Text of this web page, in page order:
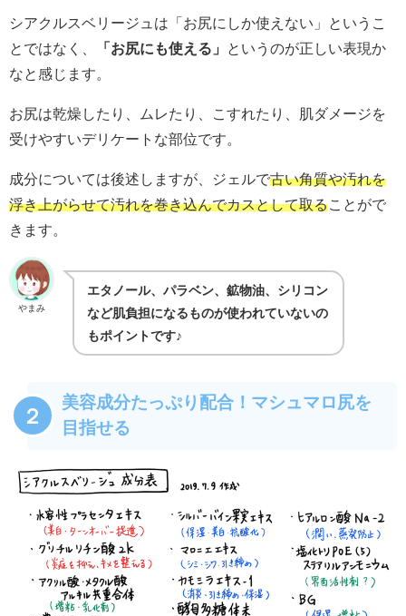
シアクルスベリージュは「お尻にしか使えない」というこ
とではなく、
「お尻にも使える」
というのが正しい表現か
なと感じます。
お尻は乾燥したり、ムレたり、こすれたり、肌ダメージを
受けやすいデリケートな部位です。
成分については後述しますが、ジェルで古い角質や汚れを
浮き上がらせて汚れを巻き込んでカスとして取ることがで
きます。
やまみ
エタノール、パラベン、鉱物油、シリコン
など肌負担になるものが使われていないの
もポイントです♪
２
美容成分たっぷり配合！マシュマロ尻を
目指せる